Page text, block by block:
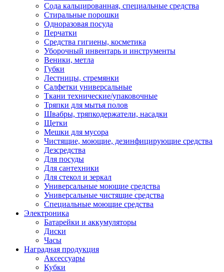
Сода кальцированная, специальные средства
Стиральные порошки
Одноразовая посуда
Перчатки
Средства гигиены, косметика
Уборочный инвентарь и инструменты
Веники, метла
Губки
Лестницы, стремянки
Салфетки универсальные
Ткани технические/упаковочные
Тряпки для мытья полов
Швабры, тряпкодержатели, насадки
Щетки
Мешки для мусора
Чистящие, моющие, дезинфицирующие средства
Дезсредства
Для посуды
Для сантехники
Для стекол и зеркал
Универсальные моющие средства
Универсальные чистящие средства
Специальные моющие средства
Электроника
Батарейки и аккумуляторы
Диски
Часы
Наградная продукция
Аксессуары
Кубки